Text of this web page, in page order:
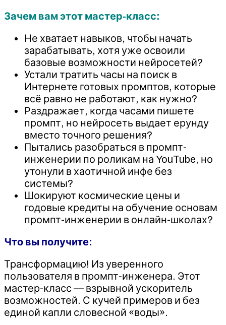
Зачем вам этот мастер-класс:
Не хватает навыков, чтобы начать
зарабатывать, хотя уже освоили
базовые возможности нейросетей?
Устали тратить часы на поиск в
Интернете готовых промптов, которые
всё равно не работают, как нужно?
Раздражает, когда часами пишете
промпт, но нейросеть выдает ерунду
вместо точного решения?
Пытались разобраться в промпт-
инженерии по роликам на YouTube, но
утонули в хаотичной инфе без
системы?
Шокируют космические цены и
годовые кредиты на обучение основам
промпт-инженерии в онлайн-школах?
Что вы получите:
Трансформацию! Из уверенного
пользователя в промпт-инженера. Этот
мастер-класс — взрывной ускоритель
возможностей. С кучей примеров и без
единой капли словесной «воды».